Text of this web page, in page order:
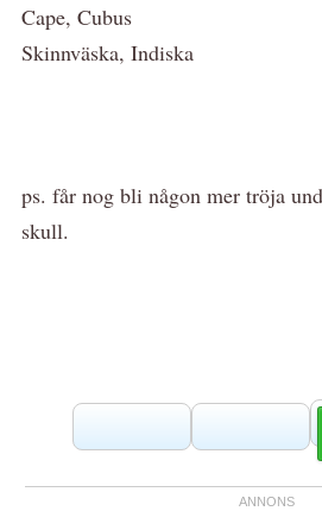
Cape, Cubus
Skinnväska, Indiska
ps. får nog bli någon mer tröja
skull.